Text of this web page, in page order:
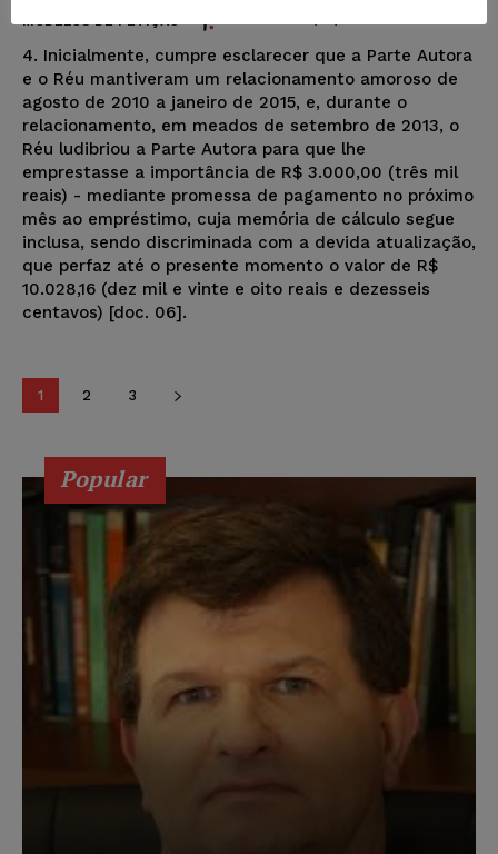
4. Inicialmente, cumpre esclarecer que a Parte Autora
e o Réu mantiveram um relacionamento amoroso de
agosto de 2010 a janeiro de 2015, e, durante o
relacionamento, em meados de setembro de 2013, o
Réu ludibriou a Parte Autora para que lhe
emprestasse a importância de R$ 3.000,00 (três mil
reais) - mediante promessa de pagamento no próximo
mês ao empréstimo, cuja memória de cálculo segue
inclusa, sendo discriminada com a devida atualização,
que perfaz até o presente momento o valor de R$
10.028,16 (dez mil e vinte e oito reais e dezesseis
centavos) [doc. 06].
1 2 3
Popular